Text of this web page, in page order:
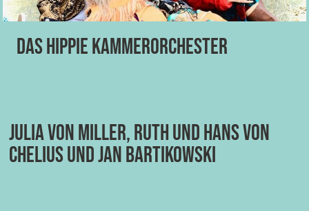
Das Hippie Kammerorchester
Julia von Miller, Ruth und Hans von
Chelius und Jan Bartikowski